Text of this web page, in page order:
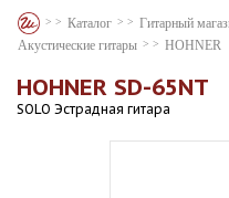
Каталог Гитарный
Акустические гитары
HOHNER
HOHNER SD-65NT
SOLO Эстрадная гитара